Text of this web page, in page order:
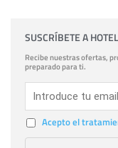
SUSCRÍBETE A
Recibe nuestras ofertas,
preparado para ti.
Acepto el